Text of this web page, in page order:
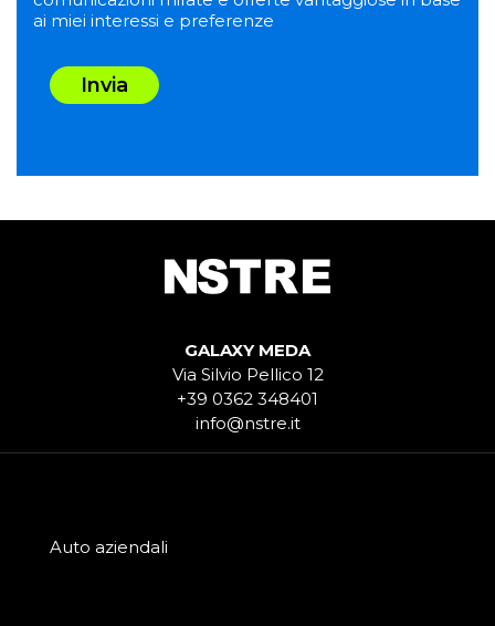
ai miei interessi e preferenze
Invia
GALAXY MEDA
Via Silvio Pellico 12
+39 0362 348401
info@nstre.it
Auto aziendali